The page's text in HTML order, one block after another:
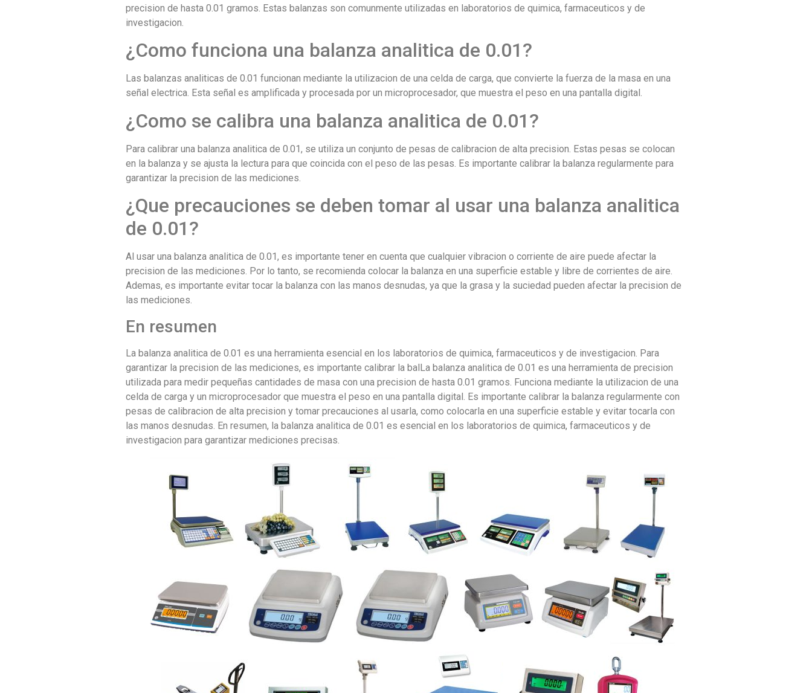
precision de hasta 0.01 gramos. Estas balanzas son comunmente utilizadas en laboratorios de quimica, farmaceuticos y de
investigacion.
¿Como funciona una balanza analitica de 0.01?
Las balanzas analiticas de 0.01 funcionan mediante la utilizacion de una celda de carga, que convierte la fuerza de la masa en una
señal electrica. Esta señal es amplificada y procesada por un microprocesador, que muestra el peso en una pantalla digital.
¿Como se calibra una balanza analitica de 0.01?
Para calibrar una balanza analitica de 0.01, se utiliza un conjunto de pesas de calibracion de alta precision. Estas pesas se colocan
en la balanza y se ajusta la lectura para que coincida con el peso de las pesas. Es importante calibrar la balanza regularmente para
garantizar la precision de las mediciones.
¿Que precauciones se deben tomar al usar una balanza analitica
de 0.01?
Al usar una balanza analitica de 0.01, es importante tener en cuenta que cualquier vibracion o corriente de aire puede afectar la
precision de las mediciones. Por lo tanto, se recomienda colocar la balanza en una superficie estable y libre de corrientes de aire.
Ademas, es importante evitar tocar la balanza con las manos desnudas, ya que la grasa y la suciedad pueden afectar la precision de
las mediciones.
En resumen
La balanza analitica de 0.01 es una herramienta esencial en los laboratorios de quimica, farmaceuticos y de investigacion. Para
garantizar la precision de las mediciones, es importante calibrar la balLa balanza analitica de 0.01 es una herramienta de precision
utilizada para medir pequeñas cantidades de masa con una precision de hasta 0.01 gramos. Funciona mediante la utilizacion de una
celda de carga y un microprocesador que muestra el peso en una pantalla digital. Es importante calibrar la balanza regularmente con
pesas de calibracion de alta precision y tomar precauciones al usarla, como colocarla en una superficie estable y evitar tocarla con
las manos desnudas. En resumen, la balanza analitica de 0.01 es esencial en los laboratorios de quimica, farmaceuticos y de
investigacion para garantizar mediciones precisas.